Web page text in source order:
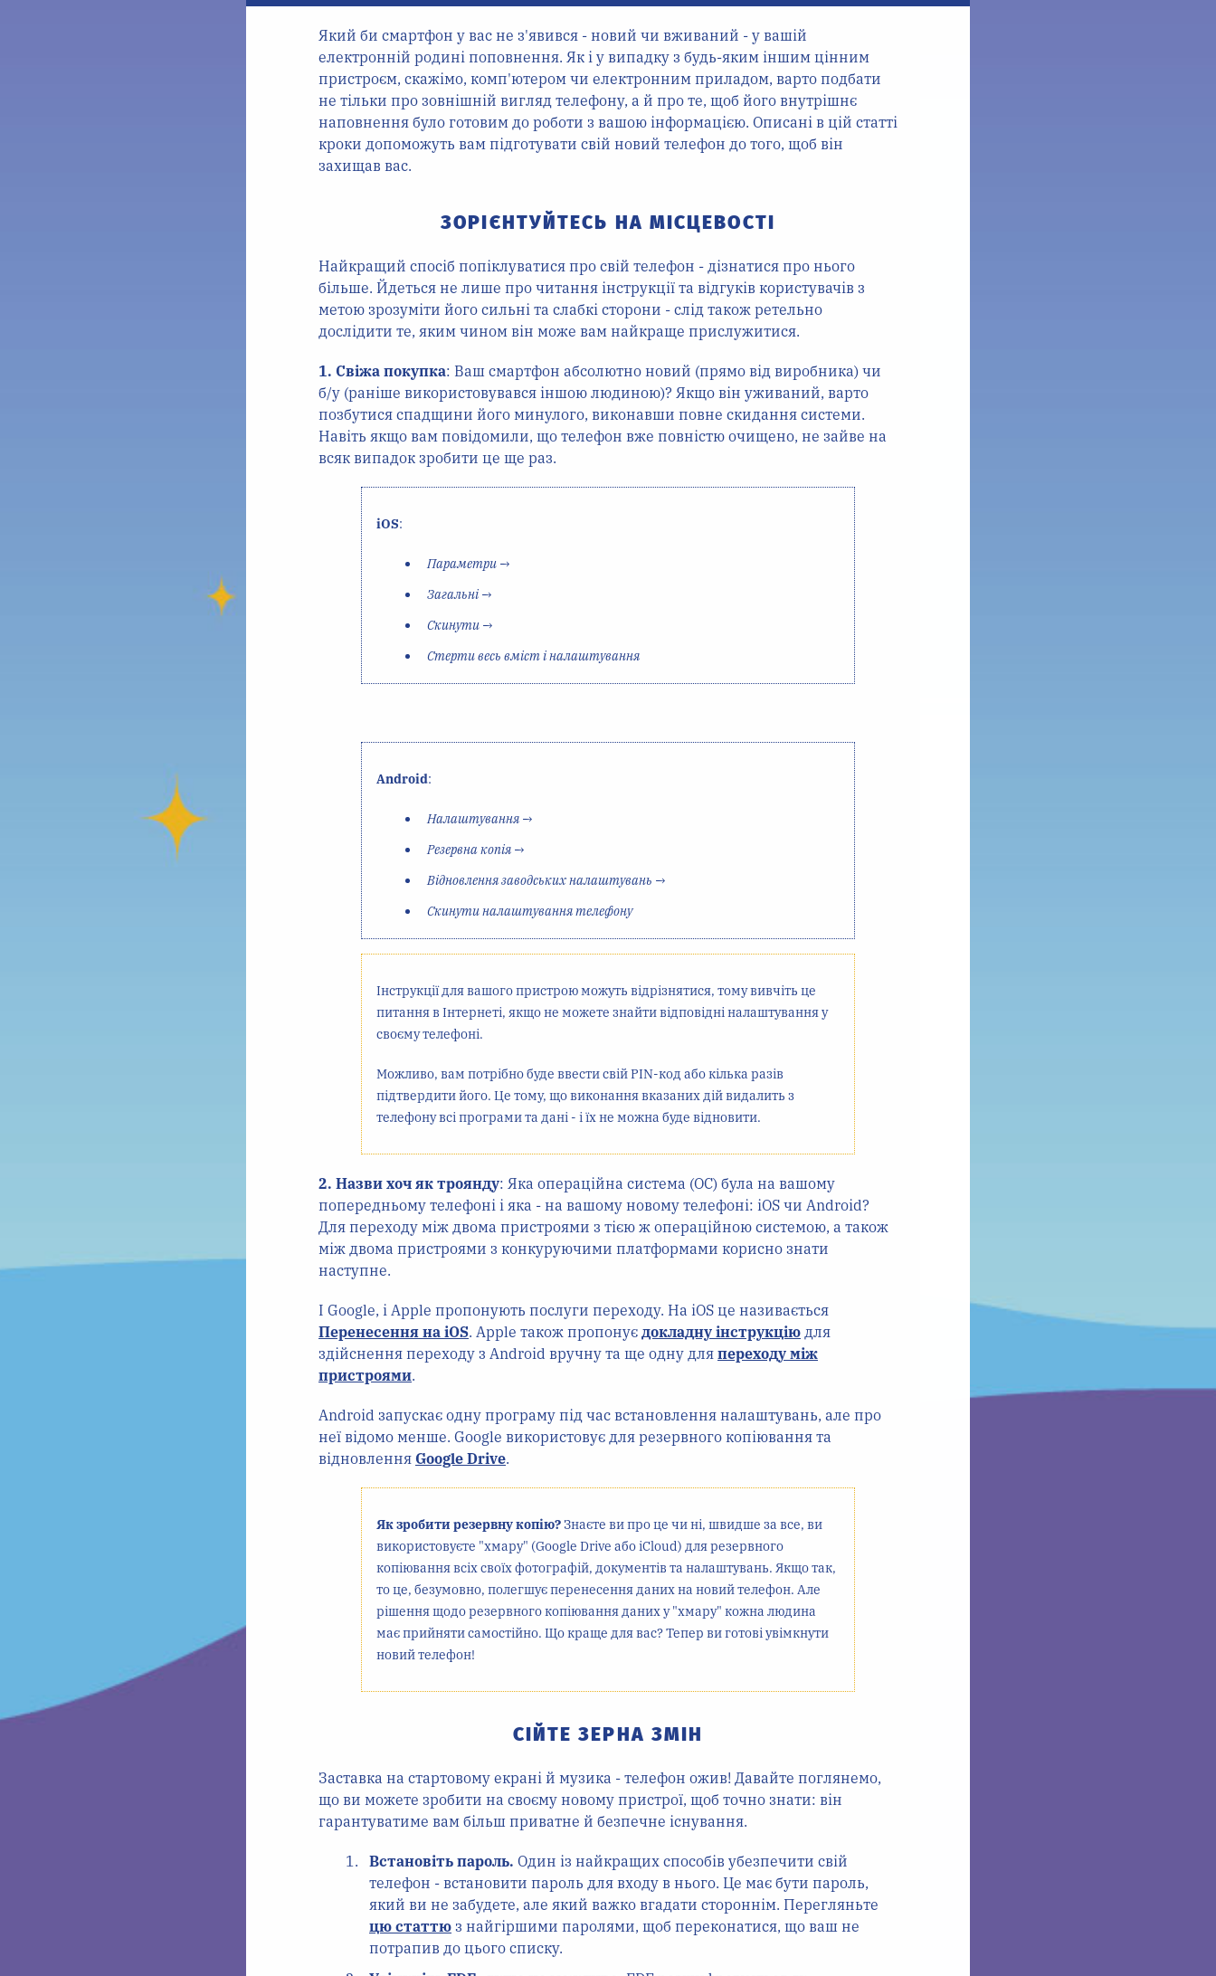
Який би смартфон у вас не з'явився - новий чи вживаний - у вашій
електронній родині поповнення. Як і у випадку з будь-яким іншим цінним
пристроєм, скажімо, комп'ютером чи електронним приладом, варто подбати
не тільки про зовнішній вигляд телефону, а й про те, щоб його внутрішнє
наповнення було готовим до роботи з вашою інформацією. Описані в цій статті
кроки допоможуть вам підготувати свій новий телефон до того, щоб він
захищав вас.
ЗОРІЄНТУЙТЕСЬ НА МІСЦЕВОСТІ
Найкращий спосіб попіклуватися про свій телефон - дізнатися про нього
більше. Йдеться не лише про читання інструкції та відгуків користувачів з
метою зрозуміти його сильні та слабкі сторони - слід також ретельно
дослідити те, яким чином він може вам найкраще прислужитися.
1. Свіжа покупка: Ваш смартфон абсолютно новий (прямо від виробника) чи
б/у (раніше використовувався іншою людиною)? Якщо він уживаний, варто
позбутися спадщини його минулого, виконавши повне скидання системи.
Навіть якщо вам повідомили, що телефон вже повністю очищено, не зайве на
всяк випадок зробити це ще раз.
iOS:
Параметри →
Загальні →
Скинути →
Стерти весь вміст і налаштування
Android:
Налаштування →
Резервна копія →
Відновлення заводських налаштувань →
Скинути налаштування телефону
Інструкції для вашого пристрою можуть відрізнятися, тому вивчіть це
питання в Інтернеті, якщо не можете знайти відповідні налаштування у
своєму телефоні.
Можливо, вам потрібно буде ввести свій PIN-код або кілька разів
підтвердити його. Це тому, що виконання вказаних дій видалить з
телефону всі програми та дані - і їх не можна буде відновити.
2. Назви хоч як троянду: Яка операційна система (ОС) була на вашому
попередньому телефоні і яка - на вашому новому телефоні: iOS чи Android?
Для переходу між двома пристроями з тією ж операційною системою, а також
між двома пристроями з конкуруючими платформами корисно знати
наступне.
І Google, і Apple пропонують послуги переходу. На iOS це називається
Перенесення на iOS. Apple також пропонує докладну інструкцію для
здійснення переходу з Android вручну та ще одну для переходу між
пристроями.
Android запускає одну програму під час встановлення налаштувань, але про
неї відомо менше. Google використовує для резервного копіювання та
відновлення Google Drive.
Як зробити резервну копію? Знаєте ви про це чи ні, швидше за все, ви
використовуєте "хмару" (Google Drive або iCloud) для резервного
копіювання всіх своїх фотографій, документів та налаштувань. Якщо так,
то це, безумовно, полегшує перенесення даних на новий телефон. Але
рішення щодо резервного копіювання даних у "хмару" кожна людина
має прийняти самостійно. Що краще для вас? Тепер ви готові увімкнути
новий телефон!
СІЙТЕ ЗЕРНА ЗМІН
Заставка на стартовому екрані й музика - телефон ожив! Давайте поглянемо,
що ви можете зробити на своєму новому пристрої, щоб точно знати: він
гарантуватиме вам більш приватне й безпечне існування.
Встановіть пароль. Один із найкращих способів убезпечити свій
телефон - встановити пароль для входу в нього. Це має бути пароль,
який ви не забудете, але який важко вгадати стороннім. Перегляньте
цю статтю з найгіршими паролями, щоб переконатися, що ваш не
потрапив до цього списку.